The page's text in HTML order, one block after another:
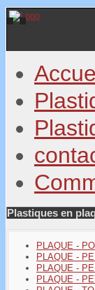
Plastiques en
PLAQUE -
PLAQUE -
PLAQUE -
PLAQUE -